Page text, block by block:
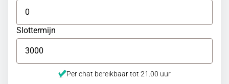
Slottermijn
Per chat bereikbaar tot 21.00 uur